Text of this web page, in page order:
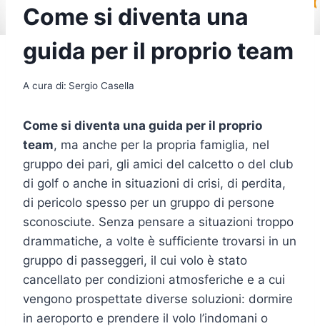
Come si diventa una
guida per il proprio team
A cura di: Sergio Casella
Come si diventa una guida per il proprio
team, ma anche per la propria famiglia, nel
gruppo dei pari, gli amici del calcetto o del club
di golf o anche in situazioni di crisi, di perdita,
di pericolo spesso per un gruppo di persone
sconosciute. Senza pensare a situazioni troppo
drammatiche, a volte è sufficiente trovarsi in un
gruppo di passeggeri, il cui volo è stato
cancellato per condizioni atmosferiche e a cui
vengono prospettate diverse soluzioni: dormire
in aeroporto e prendere il volo l’indomani o